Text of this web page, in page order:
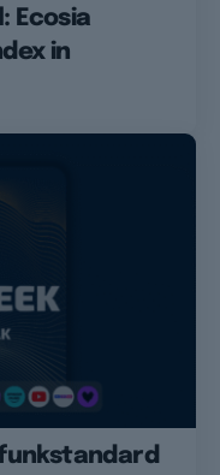
Ecosia
in